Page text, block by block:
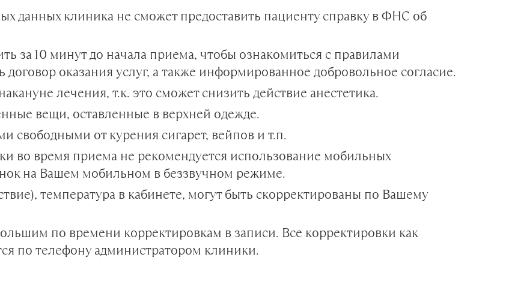
данных клиника не сможет предоставить пациенту справку в ФНС об
за 10 минут до начала приема, чтобы ознакомиться с правилами
оказания услуг, а также информированное добровольное согласие.
лечения, т.к. это сможет снизить действие анестетика.
вещи, оставленные в верхней одежде.
свободными от курения сигарет, вейпов и т.п.
во время приема не рекомендуется использование мобильных
на Вашем мобильном в беззвучном режиме.
температура в кабинете, могут быть скорректированы по Вашему
по времени корректировкам в записи. Все корректировки как
по телефону администратором клиники.